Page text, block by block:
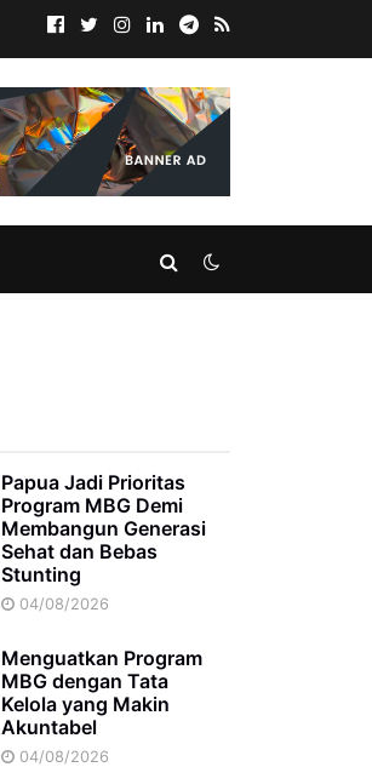
Papua Jadi Prioritas
Program MBG Demi
Membangun Generasi
Sehat dan Bebas
Stunting
04/08/2026
Menguatkan Program
MBG dengan Tata
Kelola yang Makin
Akuntabel
04/08/2026